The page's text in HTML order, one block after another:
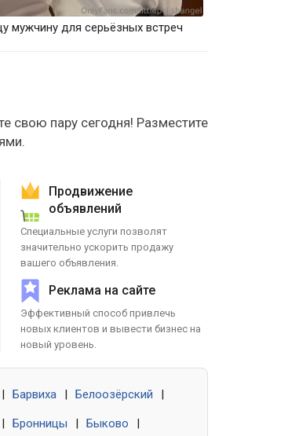
мужчину для серьёзных встреч
свою пару сегодня! Разместите
Продвижение
объявлений
Специальные услуги позволят
значительно ускорить продажу
вашего объявления.
Реклама на сайте
Эффективный способ привлечь
новых клиентов и вывести бизнес на
новый уровень.
Барвиха Белоозёрский
Бронницы Быково